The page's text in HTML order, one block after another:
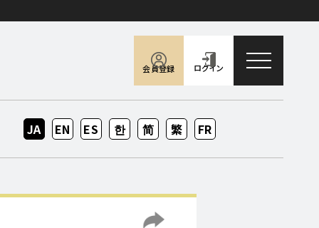
会員登録 ログイン toggle
ZH-
ZH-
EN FR
JA KO
ES